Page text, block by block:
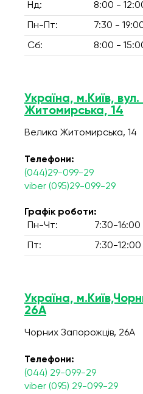
Нд:
8:00 -
Пн-Пт: 7:30 -
Сб: 8:00 -
Україна, м.Київ,
Житомирська, 14
Велика Житомирська, 14
Телефони:
(044)29-099-29
viber (095)29-099-29
Графік роботи:
Пн-Чт:
7:30-16:00
Пт: 7:30-12:00
Україна,
26А
Чорних Запорожців, 26А
Телефони:
(044) 29-099-29
viber (095) 29-099-29